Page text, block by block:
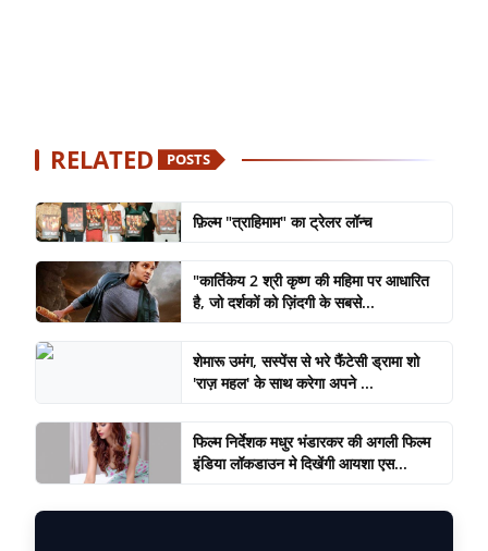
RELATED POSTS
फ़िल्म "त्राहिमाम" का ट्रेलर लॉन्च
"कार्तिकेय 2 श्री कृष्ण की महिमा पर आधारित
है, जो दर्शकों को ज़िंदगी के सबसे...
शेमारू उमंग, सस्पेंस से भरे फैंटेसी ड्रामा शो
'राज़ महल' के साथ करेगा अपने ...
फिल्म निर्देशक मधुर भंडारकर की अगली फिल्म
इंडिया लॉकडाउन मे दिखेंगी आयशा एस...